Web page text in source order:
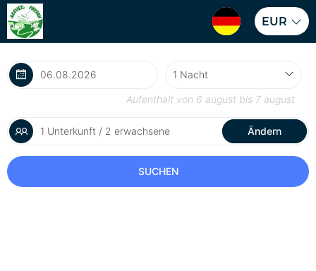
EUR
Aufenthalt von 6 august bis 7 august
1 Unterkunft / 2 erwachsene Ändern